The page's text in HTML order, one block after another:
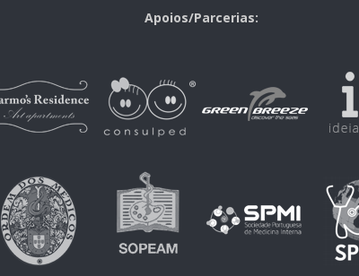
Apoios/Parcerias: